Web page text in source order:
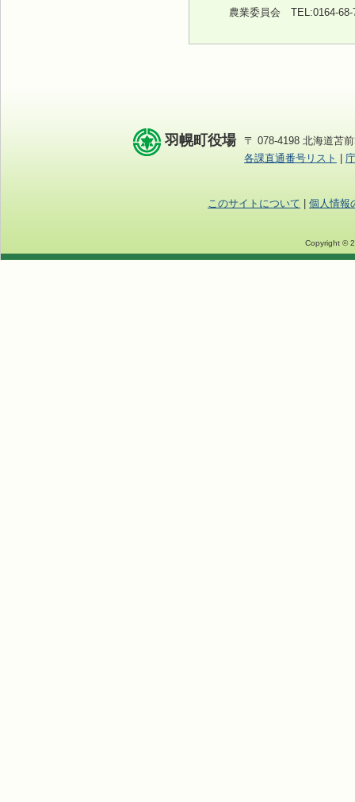
農業委員会 TEL:0164-
羽幌町役場
〒 078-4198 北海道苫
各課直通番号リスト
このサイトについて 個人情報
Copyright ©